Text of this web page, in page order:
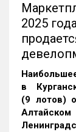
2025
в
(9 лотов)
Алтайском